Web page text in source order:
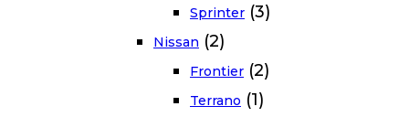
Sprinter (3)
Nissan (2)
Frontier (2)
Terrano (1)